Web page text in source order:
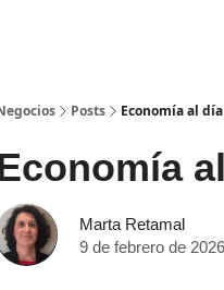
Posts Economía al día
Marta Retamal
9 de febrero de 2026